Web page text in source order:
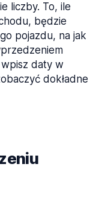
liczby. To, ile
będzie
pojazdu, na jak
daty w
dokładne